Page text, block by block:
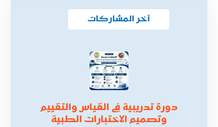
آخر المشاركات
دورة تدريبية في القياس والتقييم
وتصميم الاختبارات الطبية